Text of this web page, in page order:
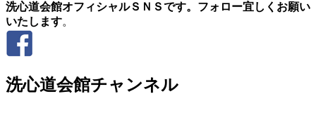
洗心道会館オフィシャルＳＮＳです。フォロー宜しくお願い
いたします。
洗心道会館チャンネル